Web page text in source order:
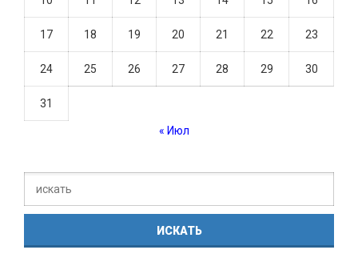
17 18 19 20 21 22 23
24 25 26 27 28 29 30
31
« Июл